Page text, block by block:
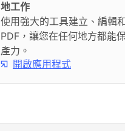
地工作
使用強大的工具建立、編輯
PDF，讓您在任何地方都能
產力。
開啟應用程式